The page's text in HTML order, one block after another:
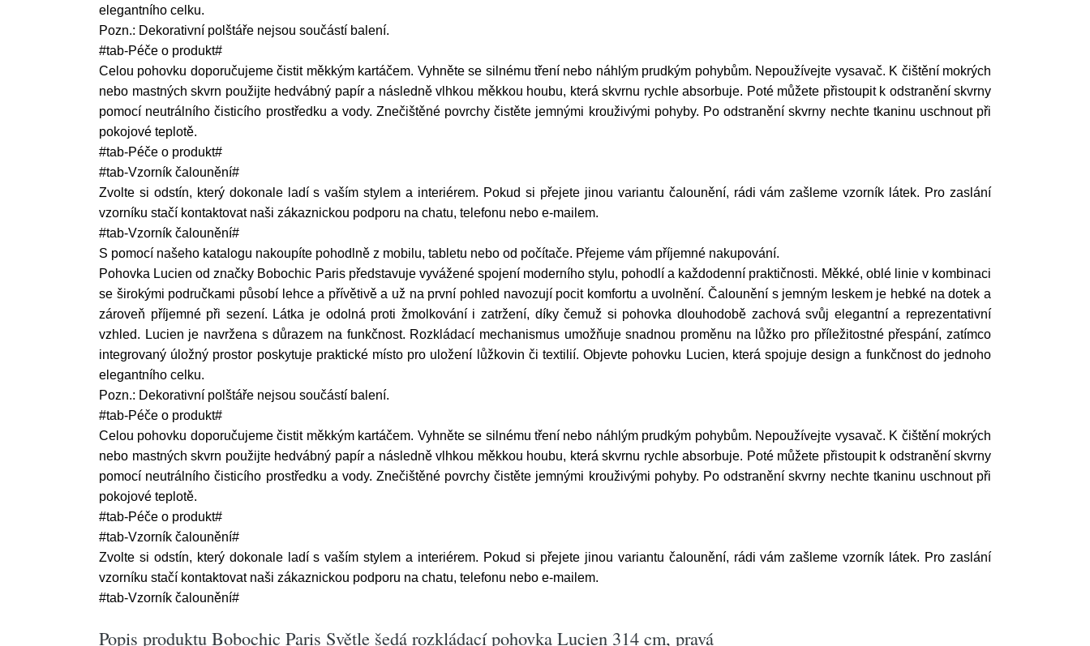
elegantního celku.
Pozn.: Dekorativní polštáře nejsou součástí balení.
#tab-Péče o produkt#
Celou pohovku doporučujeme čistit měkkým kartáčem. Vyhněte se silnému tření nebo náhlým prudkým pohybům. Nepoužívejte vysavač. K čištění mokrých
nebo mastných skvrn použijte hedvábný papír a následně vlhkou měkkou houbu, která skvrnu rychle absorbuje. Poté můžete přistoupit k odstranění skvrny
pomocí neutrálního čisticího prostředku a vody. Znečištěné povrchy čistěte jemnými krouživými pohyby. Po odstranění skvrny nechte tkaninu uschnout při
pokojové teplotě.
#tab-Péče o produkt#
#tab-Vzorník čalounění#
Zvolte si odstín, který dokonale ladí s vaším stylem a interiérem. Pokud si přejete jinou variantu čalounění, rádi vám zašleme vzorník látek. Pro zaslání
vzorníku stačí kontaktovat naši zákaznickou podporu na chatu, telefonu nebo e-mailem.
#tab-Vzorník čalounění#
S pomocí našeho katalogu nakoupíte pohodlně z mobilu, tabletu nebo od počítače. Přejeme vám příjemné nakupování.
Pohovka Lucien od značky Bobochic Paris představuje vyvážené spojení moderního stylu, pohodlí a každodenní praktičnosti. Měkké, oblé linie v kombinaci
se širokými područkami působí lehce a přívětivě a už na první pohled navozují pocit komfortu a uvolnění. Čalounění s jemným leskem je hebké na dotek a
zároveň příjemné při sezení. Látka je odolná proti žmolkování i zatržení, díky čemuž si pohovka dlouhodobě zachová svůj elegantní a reprezentativní
vzhled. Lucien je navržena s důrazem na funkčnost. Rozkládací mechanismus umožňuje snadnou proměnu na lůžko pro příležitostné přespání, zatímco
integrovaný úložný prostor poskytuje praktické místo pro uložení lůžkovin či textilií. Objevte pohovku Lucien, která spojuje design a funkčnost do jednoho
elegantního celku.
Pozn.: Dekorativní polštáře nejsou součástí balení.
#tab-Péče o produkt#
Celou pohovku doporučujeme čistit měkkým kartáčem. Vyhněte se silnému tření nebo náhlým prudkým pohybům. Nepoužívejte vysavač. K čištění mokrých
nebo mastných skvrn použijte hedvábný papír a následně vlhkou měkkou houbu, která skvrnu rychle absorbuje. Poté můžete přistoupit k odstranění skvrny
pomocí neutrálního čisticího prostředku a vody. Znečištěné povrchy čistěte jemnými krouživými pohyby. Po odstranění skvrny nechte tkaninu uschnout při
pokojové teplotě.
#tab-Péče o produkt#
#tab-Vzorník čalounění#
Zvolte si odstín, který dokonale ladí s vaším stylem a interiérem. Pokud si přejete jinou variantu čalounění, rádi vám zašleme vzorník látek. Pro zaslání
vzorníku stačí kontaktovat naši zákaznickou podporu na chatu, telefonu nebo e-mailem.
#tab-Vzorník čalounění#
Popis produktu Bobochic Paris Světle šedá rozkládací pohovka Lucien 314 cm, pravá